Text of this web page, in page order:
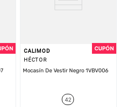
CALIMOD
HÉCTOR
Mocasín De Vestir Negro 1VBV006
42